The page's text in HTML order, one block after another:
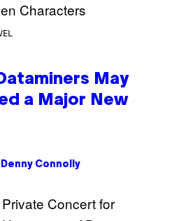
May
a Major New
Denny Connolly